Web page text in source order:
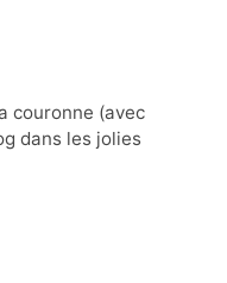
couronne (avec
dans les jolies